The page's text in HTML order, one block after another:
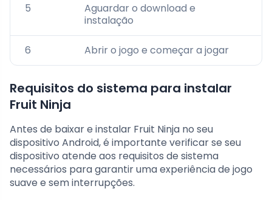
5
Aguardar o download e
instalação
6 Abrir o jogo e começar a jogar
Requisitos do sistema para instalar
Fruit Ninja
Antes de baixar e instalar Fruit Ninja no seu
dispositivo Android, é importante verificar se seu
dispositivo atende aos requisitos de sistema
necessários para garantir uma experiência de jogo
suave e sem interrupções.